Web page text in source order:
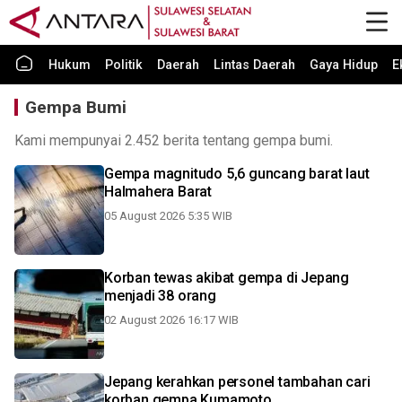
Hukum Politik Daerah Lintas Daerah Gaya Hidup
Gempa Bumi
Kami mempunyai 2.452 berita tentang gempa bumi.
Gempa magnitudo 5,6 guncang barat laut
Halmahera Barat
05 August 2026 5:35 WIB
Korban tewas akibat gempa di Jepang
menjadi 38 orang
02 August 2026 16:17 WIB
Jepang kerahkan personel tambahan cari